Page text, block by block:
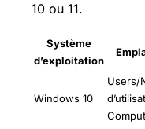
10 ou 11.
Système
d’exploitation
Windows 10
Users/